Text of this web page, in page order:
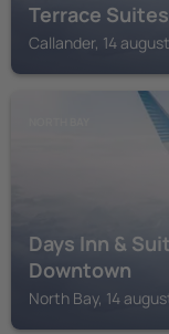
Terrace Suites
Callander, 14
Days Inn &
Downtown
North Bay, 14